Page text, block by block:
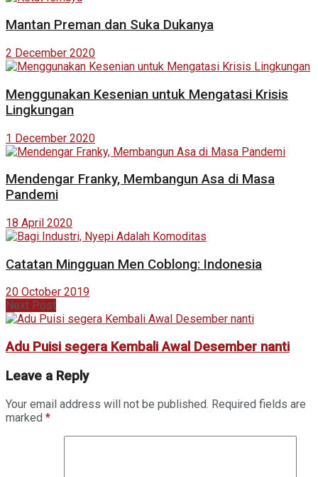
Mantan Preman dan Suka Dukanya
2 December 2020
Menggunakan Kesenian untuk Mengatasi Krisis
Lingkungan
1 December 2020
Mendengar Franky, Membangun Asa di Masa
Pandemi
18 April 2020
Catatan Mingguan Men Coblong: Indonesia
20 October 2019
Next Post
Adu Puisi segera Kembali Awal Desember nanti
Leave a Reply
Your email address will not be published. Required fields are
marked *